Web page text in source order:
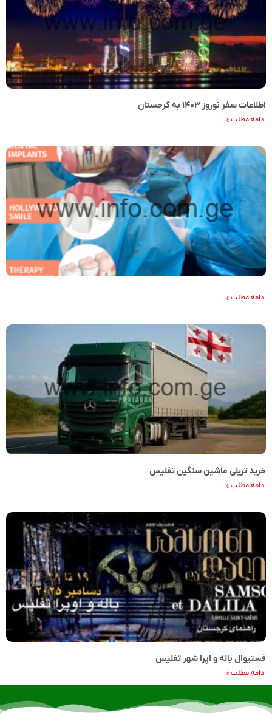
اطلاعات سفر نوروز ۱۴۰۳ به گرجستان
ادامه مطلب »
ادامه مطلب »
خرید تریلی ماشین سنگین تفلیس
ادامه مطلب »
فستیوال باله و اپرا شهر تفلیس
ادامه مطلب »